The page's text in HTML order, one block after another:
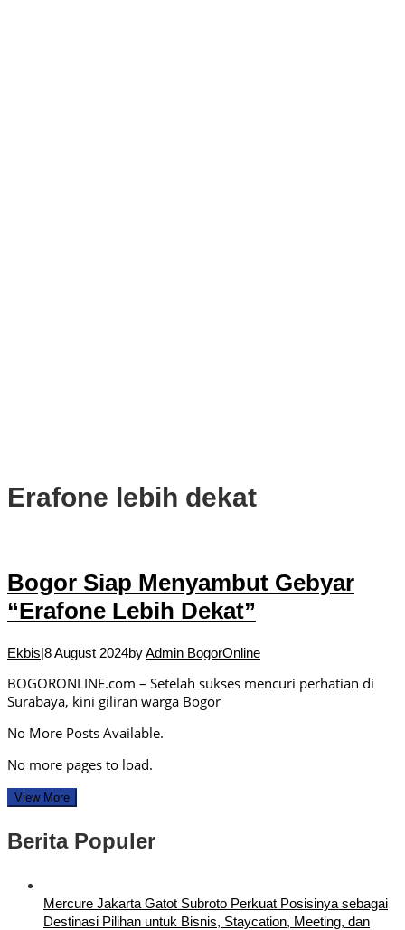
Erafone lebih dekat
Bogor Siap Menyambut Gebyar
“Erafone Lebih Dekat”
Ekbis|8 August 2024byAdmin BogorOnline
BOGORONLINE.com – Setelah sukses mencuri perhatian di
Surabaya, kini giliran warga Bogor
No More Posts Available.
No more pages to load.
View More
Berita Populer
Mercure Jakarta Gatot Subroto Perkuat Posisinya sebagai
Destinasi Pilihan untuk Bisnis, Staycation, Meeting, dan